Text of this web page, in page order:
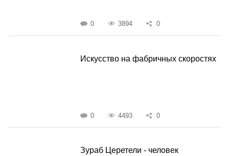
0 3894 0
Искусство на фабричных скоростях
0 4493 0
Зураб Церетели - человек